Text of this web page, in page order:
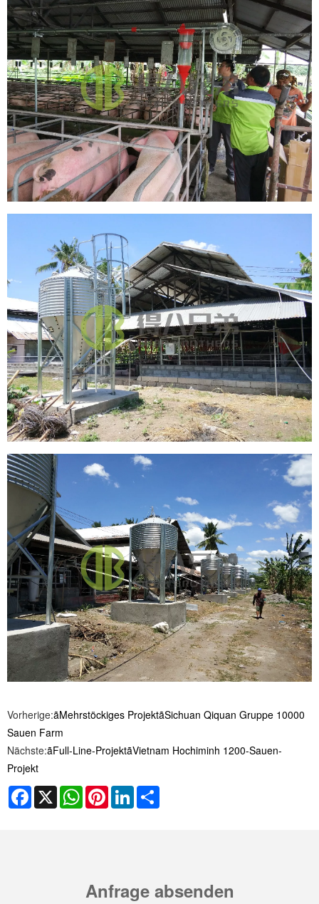
Vorherige:ãMehrstöckiges ProjektãSichuan Qiquan Gruppe 10000
Sauen Farm
Nächste:ãFull-Line-ProjektãVietnam Hochiminh 1200-Sauen-
Projekt
Facebook
X WhatsAppPinterestLinkedIn
Anfrage absenden